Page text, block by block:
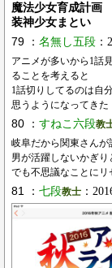
魔法少女育成計画
装神少女まとい
79 ： 名無し五段
アニメが多いから1話
ることを考えると
1話切りしてるのは自
思うようになってきた
80 ： すねこ六段教
岐阜だから関東さんが
男が活躍しないかぎ
でも不思議なことにリ
81 ： ‌‌七段教士 ：